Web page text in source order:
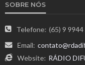
SOBRE NÓS
Telefone: (65) 9
Email:
Website: RÁDIO